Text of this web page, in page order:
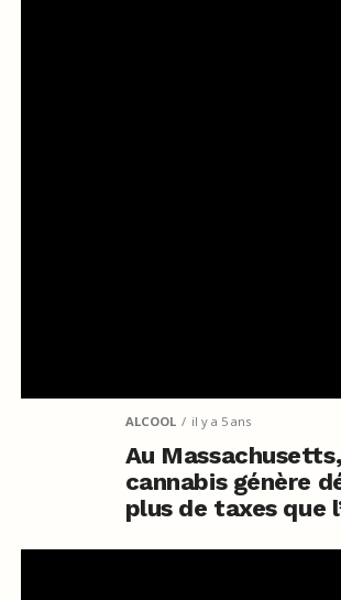
ALCOOL il y a 5 ans
Au
cannabis génère
plus de taxes que